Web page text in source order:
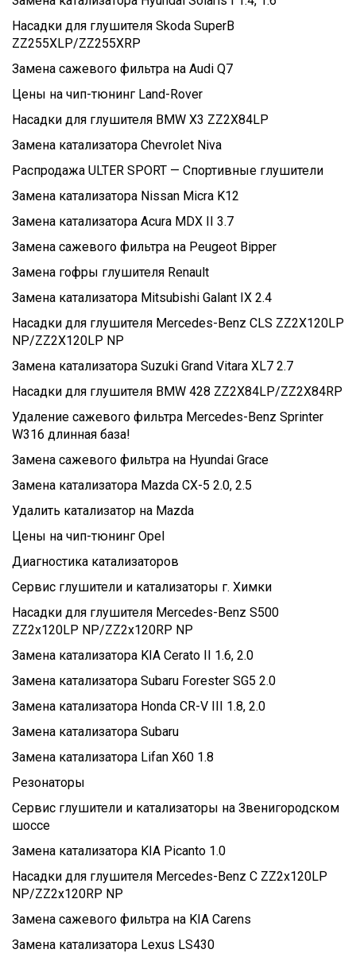
Насадки для глушителя Skoda SuperB
ZZ255XLP/ZZ255XRP
Замена сажевого фильтра на Audi Q7
Цены на чип-тюнинг Land-Rover
Насадки для глушителя BMW X3 ZZ2X84LP
Замена катализатора Chevrolet Niva
Распродажа ULTER SPORT — Спортивные глушители
Замена катализатора Nissan Micra K12
Замена катализатора Acura MDX II 3.7
Замена сажевого фильтра на Peugeot Bipper
Замена гофры глушителя Renault
Замена катализатора Mitsubishi Galant IX 2.4
Насадки для глушителя Mercedes-Benz CLS ZZ2X120LP
NP/ZZ2X120LP NP
Замена катализатора Suzuki Grand Vitara XL7 2.7
Насадки для глушителя BMW 428 ZZ2X84LP/ZZ2X84RP
Удаление сажевого фильтра Mercedes-Benz Sprinter
W316 длинная база!
Замена сажевого фильтра на Hyundai Grace
Замена катализатора Mazda CX-5 2.0, 2.5
Удалить катализатор на Mazda
Цены на чип-тюнинг Opel
Диагностика катализаторов
Сервис глушители и катализаторы г. Химки
Насадки для глушителя Mercedes-Benz S500
ZZ2x120LP NP/ZZ2x120RP NP
Замена катализатора KIA Cerato II 1.6, 2.0
Замена катализатора Subaru Forester SG5 2.0
Замена катализатора Honda CR-V III 1.8, 2.0
Замена катализатора Subaru
Замена катализатора Lifan X60 1.8
Резонаторы
Сервис глушители и катализаторы на Звенигородском
шоссе
Замена катализатора KIA Picanto 1.0
Насадки для глушителя Mercedes-Benz C ZZ2x120LP
NP/ZZ2x120RP NP
Замена сажевого фильтра на KIA Carens
Замена катализатора Lexus LS430